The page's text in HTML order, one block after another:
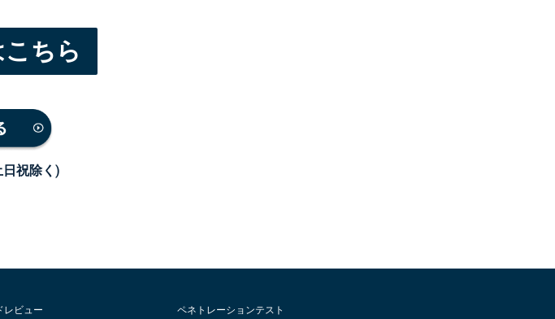
ちら
祝除く)
レビュー
ペネトレーションテスト